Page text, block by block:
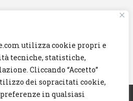
utilizza cookie propri e
tecniche, statistiche,
Cliccando “Accetto”
dei sopracitati cookie,
in qualsiasi